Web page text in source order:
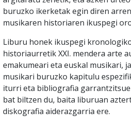
buruzko ikerketak egin diren
musikaren historiaren ikuspegi
Liburu honek ikuspegi
historiaurretik XXI. mendera arte
emakumeari eta euskal musikari,
musikari buruzko kapitulu
iturri eta bibliografia
bat biltzen du, baita liburuan
diskografia aiderazgarria ere.